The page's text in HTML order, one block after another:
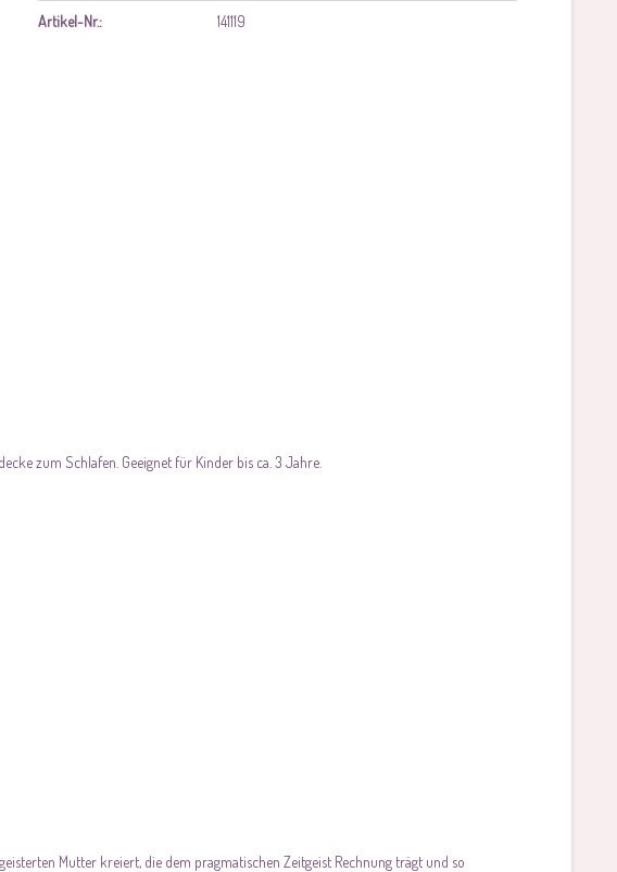
Artikel-Nr.: 141119
zum Schlafen. Geeignet für Kinder bis ca. 3 Jahre.
Mutter kreiert, die dem pragmatischen Zeitgeist Rechnung trägt und so